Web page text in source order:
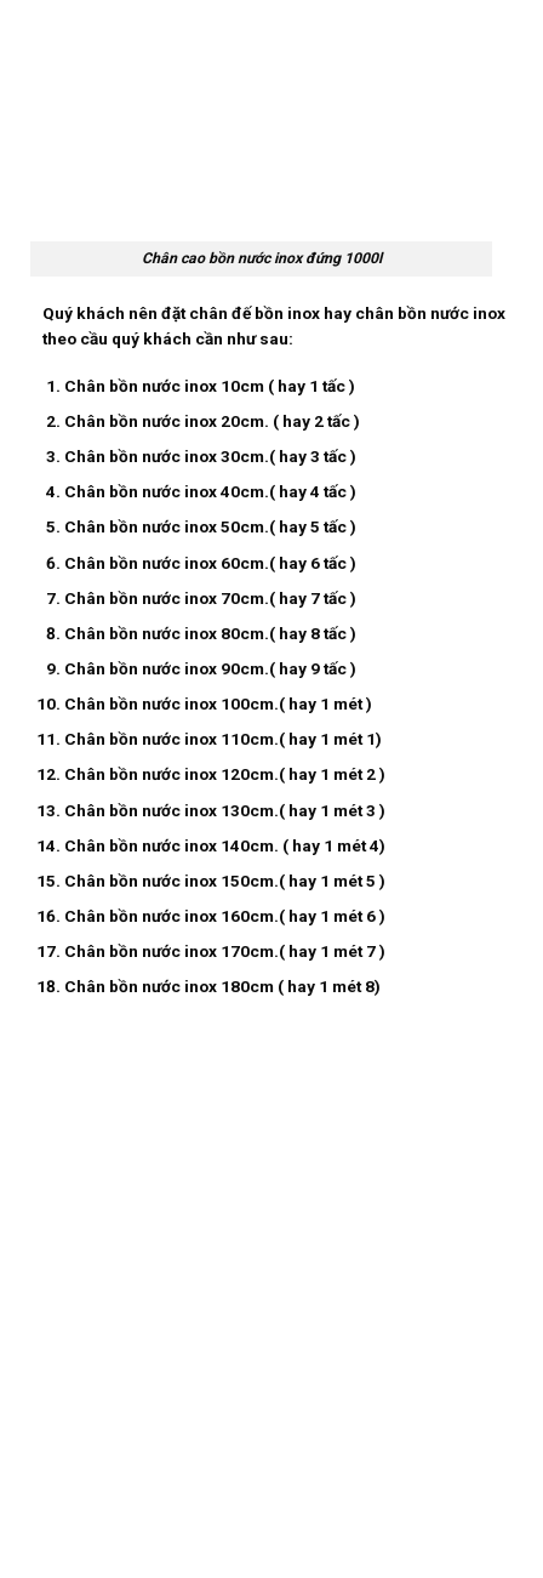
Chân cao bồn nước inox đứng 1000l
Quý khách nên đặt chân đế bồn inox hay chân bồn nước inox
theo cầu quý khách cần như sau:
Chân bồn nước inox 10cm ( hay 1 tấc )
Chân bồn nước inox 20cm. ( hay 2 tấc )
Chân bồn nước inox 30cm.( hay 3 tấc )
Chân bồn nước inox 40cm.( hay 4 tấc )
Chân bồn nước inox 50cm.( hay 5 tấc )
Chân bồn nước inox 60cm.( hay 6 tấc )
Chân bồn nước inox 70cm.( hay 7 tấc )
Chân bồn nước inox 80cm.( hay 8 tấc )
Chân bồn nước inox 90cm.( hay 9 tấc )
Chân bồn nước inox 100cm.( hay 1 mét )
Chân bồn nước inox 110cm.( hay 1 mét 1)
Chân bồn nước inox 120cm.( hay 1 mét 2 )
Chân bồn nước inox 130cm.( hay 1 mét 3 )
Chân bồn nước inox 140cm. ( hay 1 mét 4)
Chân bồn nước inox 150cm.( hay 1 mét 5 )
Chân bồn nước inox 160cm.( hay 1 mét 6 )
Chân bồn nước inox 170cm.( hay 1 mét 7 )
Chân bồn nước inox 180cm ( hay 1 mét 8)